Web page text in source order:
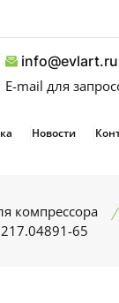
info@evlart.ru
E-mail для
Новости
компрессора
65